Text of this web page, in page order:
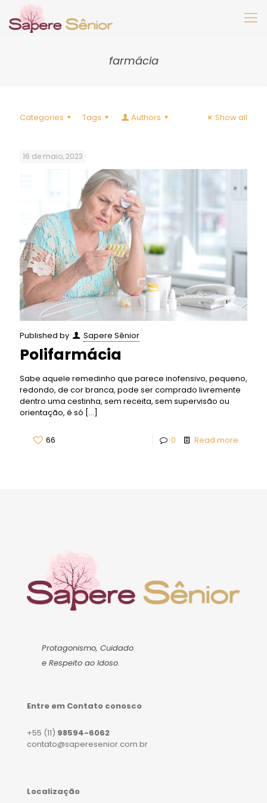
farmácia
Categories Tags Authors Show all
16 de maio, 2023
Published by Sapere Sênior
Polifarmácia
Sabe aquele remedinho que parece inofensivo, pequeno,
redondo, de cor branca, pode ser comprado livremente
dentro uma cestinha, sem receita, sem supervisão ou
orientação, é só […]
66 0 Read more
Protagonismo, Cuidado
e Respeito ao Idoso.
Entre em Contato conosco
+55 (11) 98594-6062
contato@saperesenior.com.br
Localização